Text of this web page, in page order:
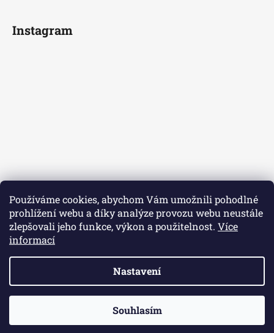
Používáme cookies, abychom Vám umožnili pohodlné
prohlížení webu a díky analýze provozu webu neustále
zlepšovali jeho funkce, výkon a použitelnost. Více
informací
Nastavení
Souhlasím
Instagram
Vytvořil Shoptet
Řeznictví u Bobra
vyhrazena.